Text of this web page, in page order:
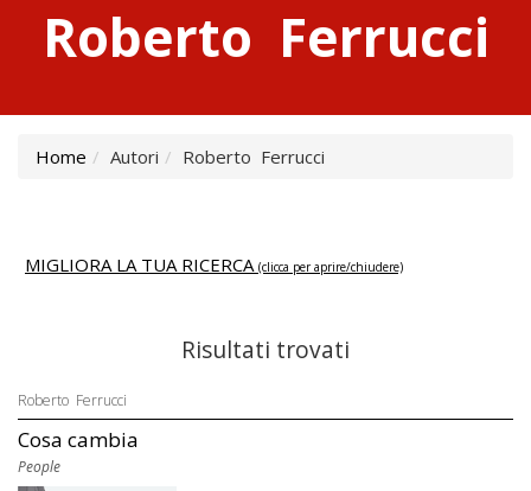
Roberto Ferrucci
Home Autori Roberto Ferrucci
MIGLIORA LA TUA RICERCA (clicca per aprire/chiudere)
Risultati trovati
Roberto Ferrucci
Cosa cambia
People